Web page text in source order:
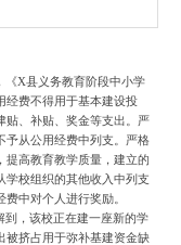
《X县义务教育阶段中小学
经费不得用于基本建设投
贴、补贴、奖金等支出。严
予从公用经费中列支。严格
提高教育教学质量，建立的
学校组织的其他收入中列支
中对个人进行奖励。
到，该校正在建一座新的学
被挤占用于弥补基建资金缺